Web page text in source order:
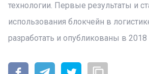
технологии. Первые результаты и
использования блокчейн в
разработать и опубликованы в 2018